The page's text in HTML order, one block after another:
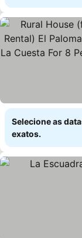
Selecione as
exatos.